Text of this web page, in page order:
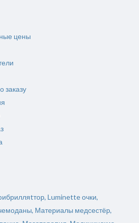
цены
заказу
, Luminette очки,
, Материалы медсестёр,